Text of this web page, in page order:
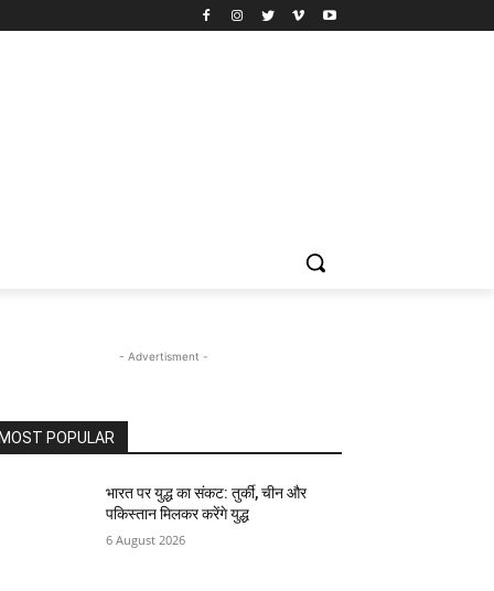
- Advertisment -
MOST POPULAR
भारत पर युद्ध का संकट: तुर्की, चीन और
पकिस्तान मिलकर करेंगे युद्ध
6 August 2026